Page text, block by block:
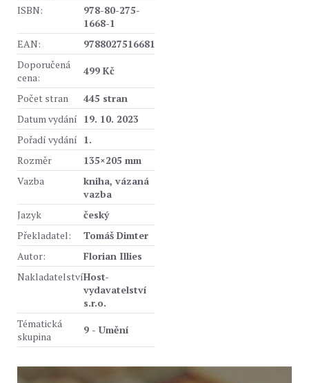
ISBN:
978-80-275-
1668-1
EAN:
9788027516681
Doporučená
cena:
499 Kč
Počet stran
445 stran
Datum vydání 19. 10. 2023
Pořadí vydání 1.
Rozměr
135×205 mm
Vazba
kniha, vázaná
vazba
Jazyk
český
Překladatel:
Tomáš Dimter
Autor:
Florian Illies
NakladatelstvíHost-
vydavatelství
s.r.o.
Tématická
skupina
9 - Umění